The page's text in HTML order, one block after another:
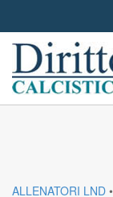
ALLENATORI LND •